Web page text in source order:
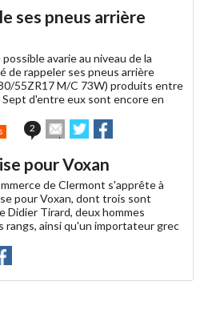
ses pneus arrière
avarie au niveau de la
de rappeler ses pneus arrière
55ZR17 M/C 73W) produits entre
d'entre eux sont encore en
2
Envoyer
cet
à
un
ami
Partager
sur sur
pour Voxan
de Clermont s'apprête à
pour Voxan, dont trois sont
Didier Tirard, deux hommes
rangs, ainsi qu'un importateur grec